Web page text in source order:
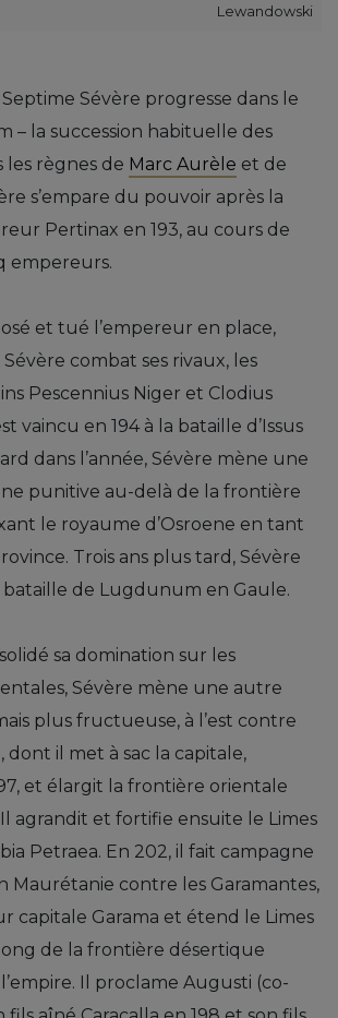
Lewandowski
Sévère progresse dans le
– la succession habituelle des
les règnes de Marc Aurèle et de
s’empare du pouvoir après la
Pertinax en 193, au cours de
empereurs.
et tué l’empereur en place,
combat ses rivaux, les
Pescennius Niger et Clodius
vaincu en 194 à la bataille d’Issus
dans l’année, Sévère mène une
punitive au-delà de la frontière
le royaume d’Osroene en tant
Trois ans plus tard, Sévère
bataille de Lugdunum en Gaule.
sa domination sur les
Sévère mène une autre
plus fructueuse, à l’est contre
dont il met à sac la capitale,
et élargit la frontière orientale
Il agrandit et fortifie ensuite le Limes
Petraea. En 202, il fait campagne
Maurétanie contre les Garamantes,
capitale Garama et étend le Limes
de la frontière désertique
Il proclame Augusti (co-